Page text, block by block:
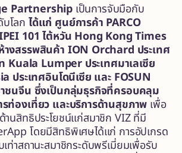
Partnershipเป็นการจับมือกับ
โลก ได้แก่ ศูนย์การค้า PARCO
101 ไต้หวัน Hong Kong Times
างสรรพสินค้า ION Orchard ประเทศ
Kuala Lumper ประเทศมาเลเซีย
ประเทศอินโดนีเซีย และ FOSUN
าชนจีน ซึ่งเป็นกลุ่มธุรกิจที่ครอบคลุม
ท่องเที่ยว และบริการด้านสุขภาพ เพื่อ
านสิทธิประโยชน์แก่สมาชิก VIZ ที่มี
โดยมีสิทธิพิเศษได้แก่ การอัปเกรด
ท่าสถานะสมาชิกระดับพรีเมี่ยมเพื่อรับ